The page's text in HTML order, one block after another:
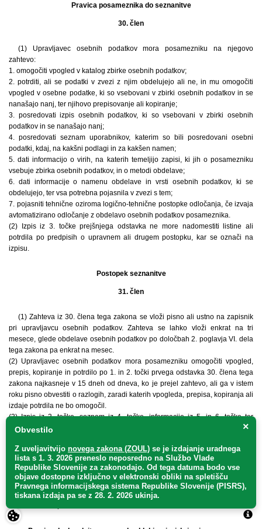
Pravica posameznika do seznanitve
30. člen
(1) Upravljavec osebnih podatkov mora posamezniku na njegovo
zahtevo:
1. omogočiti vpogled v katalog zbirke osebnih podatkov;
2. potrditi, ali se podatki v zvezi z njim obdelujejo ali ne, in mu omogočiti
vpogled v osebne podatke, ki so vsebovani v zbirki osebnih podatkov in se
nanašajo nanj, ter njihovo prepisovanje ali kopiranje;
3. posredovati izpis osebnih podatkov, ki so vsebovani v zbirki osebnih
podatkov in se nanašajo nanj;
4. posredovati seznam uporabnikov, katerim so bili posredovani osebni
podatki, kdaj, na kakšni podlagi in za kakšen namen;
5. dati informacijo o virih, na katerih temeljijo zapisi, ki jih o posamezniku
vsebuje zbirka osebnih podatkov, in o metodi obdelave;
6. dati informacije o namenu obdelave in vrsti osebnih podatkov, ki se
obdelujejo, ter vsa potrebna pojasnila v zvezi s tem;
7. pojasniti tehnične oziroma logično-tehnične postopke odločanja, če izvaja
avtomatizirano odločanje z obdelavo osebnih podatkov posameznika.
(2) Izpis iz 3. točke prejšnjega odstavka ne more nadomestiti listine ali
potrdila po predpisih o upravnem ali drugem postopku, kar se označi na
izpisu.
Postopek seznanitve
31. člen
(1) Zahteva iz 30. člena tega zakona se vloži pisno ali ustno na zapisnik
pri upravljavcu osebnih podatkov. Zahteva se lahko vloži enkrat na tri
mesece, glede obdelave osebnih podatkov po določbah 2. poglavja VI. dela
tega zakona pa enkrat na mesec.
(2) Upravljavec osebnih podatkov mora posamezniku omogočiti vpogled,
prepis, kopiranje in potrdilo po 1. in 2. točki prvega odstavka 30. člena tega
zakona najkasneje v 15 dneh od dneva, ko je prejel zahtevo, ali ga v istem
roku pisno obvestiti o razlogih, zaradi katerih vpogleda, prepisa, kopiranja ali
izdaje potrdila ne bo omogočil.
(3) Izpis iz 3. točke, seznam iz 4. točke, informacije iz 5. in 6. točke ter
pojasnilo iz 7. točke prvega odstavka 30. člena tega zakona mora
dneva, ko je prejel zahtevo, ali ga v istem roku pisno obvestiti o razlogih,
zaradi katerih mu izpisa, seznama, informacij ali pojasnila ne bo posredoval.
(4) Če upravljavec ne ravna v skladu z drugim in tretjim odstavkom tega
člena, se šteje, da je zahteva zavrnjena.
(5) Stroške v zvezi z zahtevo in vpogledom iz tega člena krije upravljavec
×
Obvestilo
Z uveljavitvijo novega zakona (ZOUL) se je izdajanje uradnega
lista s 1. 3. 2026 preneslo neposredno na Službo Vlade
Republike Slovenije za zakonodajo. Od tega datuma bodo vse
objave dostopne izključno v elektronski obliki na spletišču
Pravnega informacijskega sistema Republike Slovenije (PISRS),
tiskana izdaja pa se z 28. 2. 2026 ukinja.